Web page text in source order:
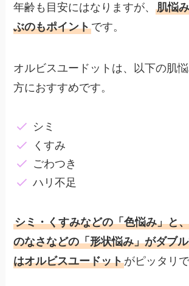
年齢も目安にはなりますが、肌悩
ぶのもポイントです。
オルビスユードットは、以下の肌
方におすすめです。
シミ
くすみ
ごわつき
ハリ不足
シミ・くすみなどの「色悩み」と
のなさなどの「形状悩み」がダブ
はオルビスユードットがピッタリで